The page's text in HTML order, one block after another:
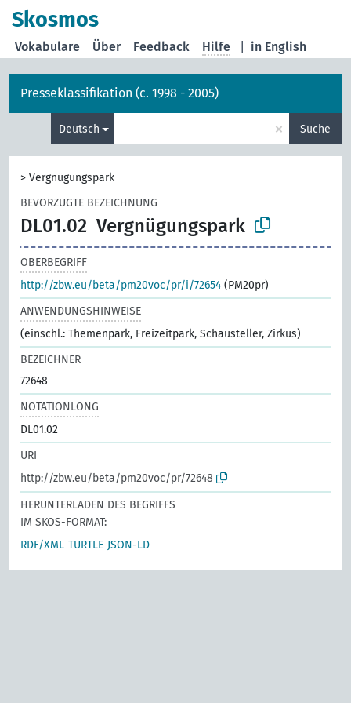
Skosmos
in English
Vokabulare Über Feedback Hilfe
Presseklassifikation (c. 1998 - 2005)
Deutsch × Suche
>Vergnügungspark
BEVORZUGTE BEZEICHNUNG
DL01.02 Vergnügungspark
OBERBEGRIFF
http://zbw.eu/beta/pm20voc/pr/i/72654 (PM20pr)
ANWENDUNGSHINWEISE
(einschl.: Themenpark, Freizeitpark, Schausteller, Zirkus)
BEZEICHNER
72648
NOTATIONLONG
DL01.02
URI
http://zbw.eu/beta/pm20voc/pr/72648
HERUNTERLADEN DES BEGRIFFS
IM SKOS-FORMAT:
RDF/XML TURTLE JSON-LD